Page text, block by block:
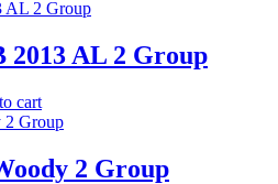
2013 AL 2 Group
cart
2 Group